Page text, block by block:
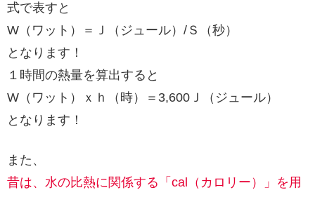
式で表すと
W（ワット）＝Ｊ（ジュール）/Ｓ（秒）
となります！
１時間の熱量を算出すると
W（ワット）ｘｈ（時）＝3,600Ｊ（ジュール）
となります！
また、
昔は、水の比熱に関係する「cal（カロリー）」を用